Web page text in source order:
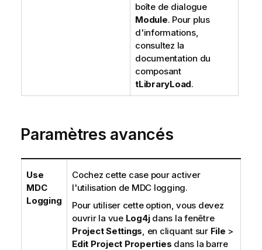
boîte de dialogue
Module. Pour plus
d'informations,
consultez la
documentation du
composant
tLibraryLoad.
Paramètres avancés
Use
MDC
Logging
Cochez cette case pour activer
l'utilisation de MDC logging.
Pour utiliser cette option, vous devez
ouvrir la vue Log4jdans la fenêtre
Project Settings, en cliquant sur File >
Edit Project Properties dans la barre